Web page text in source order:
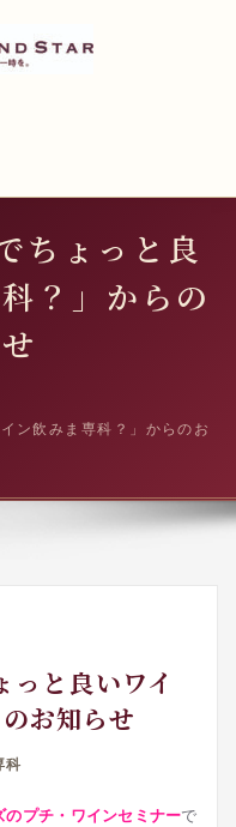
ちょっと良
？」からの
ン飲みま専科？」からのお
と良いワイ
お知らせ
科
のプチ・ワインセミナーで